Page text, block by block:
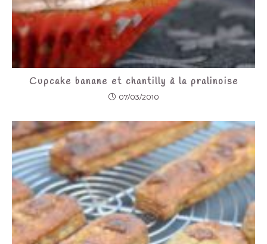
Cupcake banane et chantilly à la pralinoise
07/03/2010